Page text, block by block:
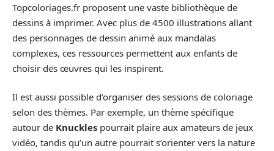
Topcoloriages.fr proposent une vaste bibliothèque de
dessins à imprimer. Avec plus de 4500 illustrations allant
des personnages de dessin animé aux mandalas
complexes, ces ressources permettent aux enfants de
choisir des œuvres qui les inspirent.
Il est aussi possible d’organiser des sessions de coloriage
selon des thèmes. Par exemple, un thème spécifique
autour de Knuckles pourrait plaire aux amateurs de jeux
vidéo, tandis qu’un autre pourrait s’orienter vers la nature